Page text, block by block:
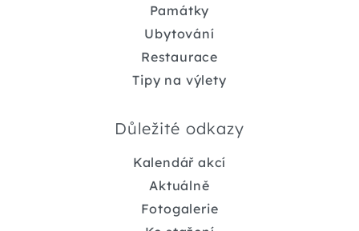
Památky
Ubytování
Restaurace
Tipy na výlety
Důležité odkazy
Kalendář akcí
Aktuálně
Fotogalerie